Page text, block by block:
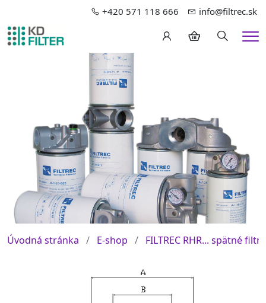
+420 571 118 666 info@filtrec.sk
Hledání
Úvodná stránka E-shop FILTREC RHR... spätné filtre